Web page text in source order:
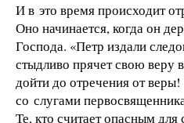
И в это время происходит
Оно начинается, когда он
Господа. «Петр издали
стыдливо прячет свою веру
дойти до отречения от
со слугами
Те, кто считает опасным